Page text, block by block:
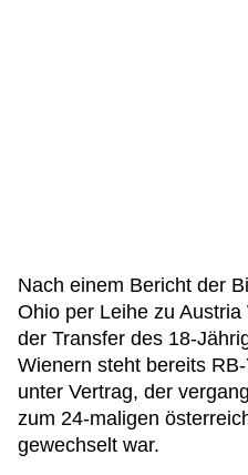
Nach einem Bericht der
Ohio per Leihe zu
der Transfer des 18-
Wienern steht bereits RB-
unter Vertrag, der
zum 24-maligen
gewechselt war.